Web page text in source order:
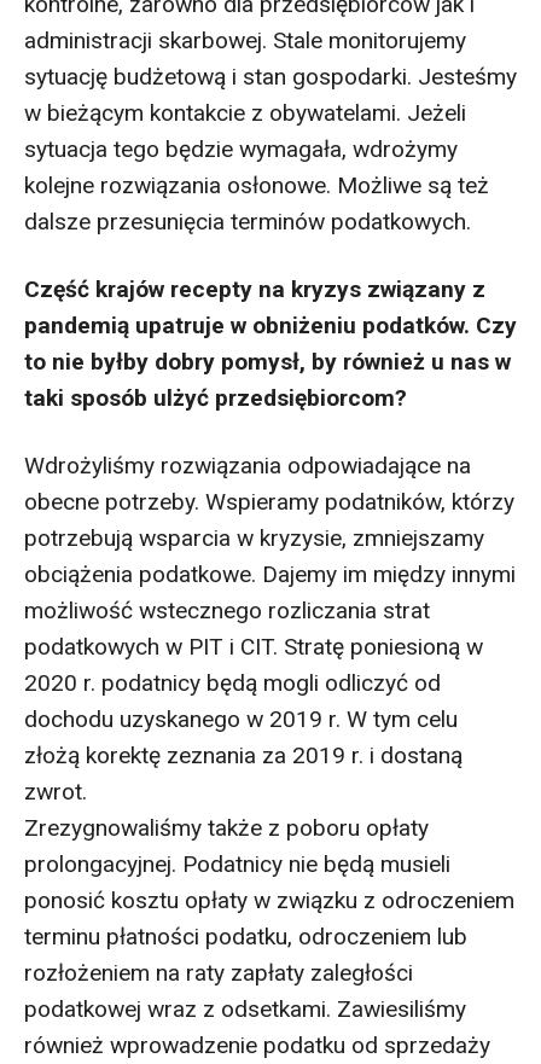
administracji skarbowej. Stale monitorujemy
sytuację budżetową i stan gospodarki. Jesteśmy
w bieżącym kontakcie z obywatelami. Jeżeli
sytuacja tego będzie wymagała, wdrożymy
kolejne rozwiązania osłonowe. Możliwe są też
dalsze przesunięcia terminów podatkowych.
Część krajów recepty na kryzys związany z
pandemią upatruje w obniżeniu podatków. Czy
to nie byłby dobry pomysł, by również u nas w
taki sposób ulżyć przedsiębiorcom?
Wdrożyliśmy rozwiązania odpowiadające na
obecne potrzeby. Wspieramy podatników, którzy
potrzebują wsparcia w kryzysie, zmniejszamy
obciążenia podatkowe. Dajemy im między innymi
możliwość wstecznego rozliczania strat
podatkowych w PIT i CIT. Stratę poniesioną w
2020 r. podatnicy będą mogli odliczyć od
dochodu uzyskanego w 2019 r. W tym celu
złożą korektę zeznania za 2019 r. i dostaną
zwrot.
Zrezygnowaliśmy także z poboru opłaty
prolongacyjnej. Podatnicy nie będą musieli
ponosić kosztu opłaty w związku z odroczeniem
terminu płatności podatku, odroczeniem lub
rozłożeniem na raty zapłaty zaległości
podatkowej wraz z odsetkami. Zawiesiliśmy
również wprowadzenie podatku od sprzedaży